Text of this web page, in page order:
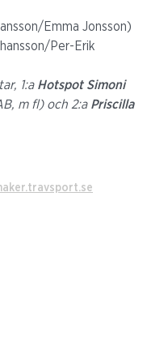
Emma Jonsson)
Per-Erik
1:a Hotspot Simoni
m fl) och 2:a Priscilla